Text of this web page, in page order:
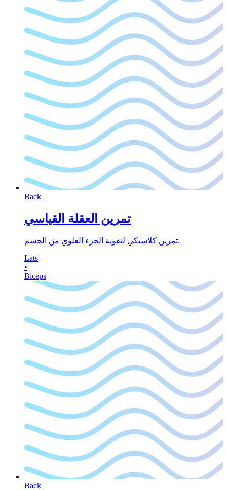
Back
تمرين العقلة القياسي
تمرين كلاسيكي لتقوية الجزء العلوي من الجسم.
Lats
•
Biceps
Back